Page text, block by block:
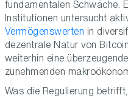
fundamentalen Schwäche.
Institutionen untersucht
Vermögenswerten in
dezentrale Natur von
weiterhin eine
zunehmenden
Was die Regulierung